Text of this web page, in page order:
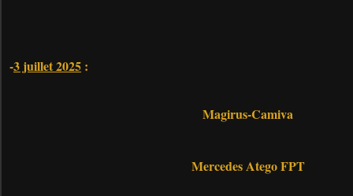
-3 juillet 2025 :
Magirus-Camiva
Mercedes Atego FPT